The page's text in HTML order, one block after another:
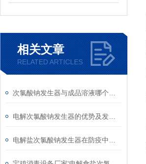
相关文章
RELATED ARTICLES